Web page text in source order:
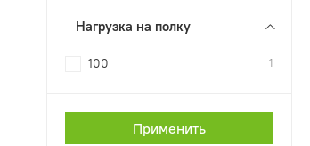
Нагрузка на полку
100 1
Применить